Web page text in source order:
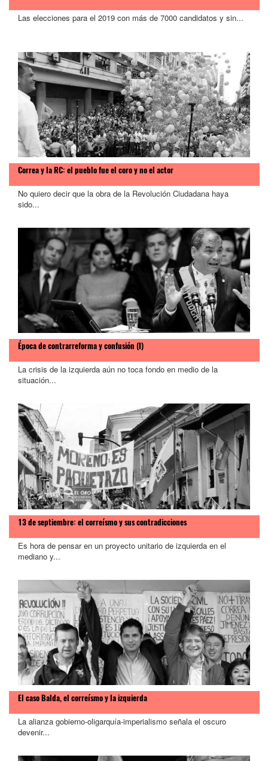
Las elecciones para el 2019 con más de 7000 candidatos y sin...
Correa y la RC: el pueblo fue el coro y no el actor
No quiero decir que la obra de la Revolución Ciudadana haya
sido...
Época de contrarreforma y confusión (I)
La crisis de la izquierda aún no toca fondo en medio de la
situación...
13 de septiembre: el correísmo y sus contradicciones
Es hora de pensar en un proyecto unitario de izquierda en el
mediano y...
El caso Balda, el correísmo y la izquierda
La alianza gobierno-oligarquía-imperialismo señala el oscuro
devenir...